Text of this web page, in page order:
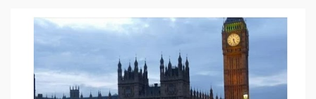
charly-garcia-reflejaron-discos_0_UF5QsSfPYS.html Sergio Marchi
Hay cuentas que son imposibles de cerrar, sobre todo en materia
musical. Se pueden conocer o predecir algunos rasgos de las
personas según su historia clínica o su estado anímico. En cambio,
combinar una historia clínica con un resultado artístico es algo